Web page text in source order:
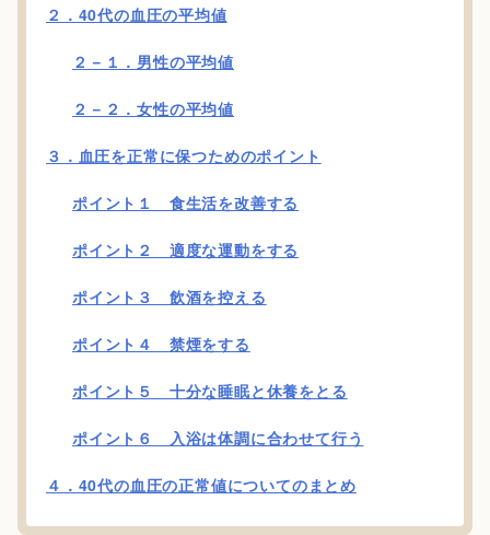
２．40代の血圧の平均値
２－１．男性の平均値
２－２．女性の平均値
３．血圧を正常に保つためのポイント
ポイント１ 食生活を改善する
ポイント２ 適度な運動をする
ポイント３ 飲酒を控える
ポイント４ 禁煙をする
ポイント５ 十分な睡眠と休養をとる
ポイント６ 入浴は体調に合わせて行う
４．40代の血圧の正常値についてのまとめ